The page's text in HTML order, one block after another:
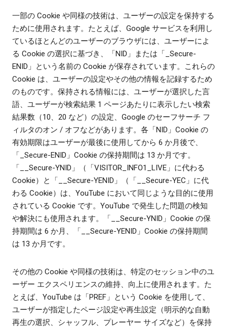
一部の Cookie や同様の技術は、ユーザーの設定を保持する
ために使用されます。たとえば、Google サービスを利用し
ているほとんどのユーザーのブラウザには、ユーザーによ
る Cookie の選択に基づき、「NID」または「_Secure-
ENID」という名前の Cookie が保存されています。これらの
Cookie は、ユーザーの設定やその他の情報を記録するため
のものです。保持される情報には、ユーザーが選択した言
語、ユーザーが検索結果 1 ページあたりに表示したい検索
結果数（10、20 など）の設定、Google のセーフサーチ フ
ィルタのオン / オフなどがあります。各「NID」Cookie の
有効期限はユーザーが最後に使用してから 6 か月後で、
「_Secure-ENID」Cookie の保持期間は 13 か月です。
「__Secure-YNID」（「VISITOR_INFO1_LIVE」に代わる
Cookie）と「__Secure-YENID」（「__Secure-YEC」に代
わる Cookie）は、YouTube において同じような目的に使用
されている Cookie です。YouTube で発生した問題の検知
や解決にも使用されます。「__Secure-YNID」Cookie の保
持期間は 6 か月、「__Secure-YENID」Cookie の保持期間
は 13 か月です。
その他の Cookie や同様の技術は、特定のセッション中のユ
ーザー エクスペリエンスの維持、向上に使用されます。た
とえば、YouTube は「PREF」という Cookie を使用して、
ユーザーが指定したページ設定や再生設定（明示的な自動
再生の選択、シャッフル、プレーヤー サイズなど）を保持